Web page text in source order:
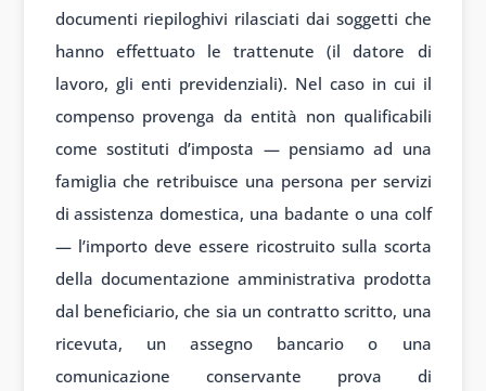
documenti riepiloghivi rilasciati dai soggetti che
hanno effettuato le trattenute (il datore di
lavoro, gli enti previdenziali). Nel caso in cui il
compenso provenga da entità non qualificabili
come sostituti d’imposta — pensiamo ad una
famiglia che retribuisce una persona per servizi
di assistenza domestica, una badante o una colf
— l’importo deve essere ricostruito sulla scorta
della documentazione amministrativa prodotta
dal beneficiario, che sia un contratto scritto, una
ricevuta, un assegno bancario o una
comunicazione conservante prova di